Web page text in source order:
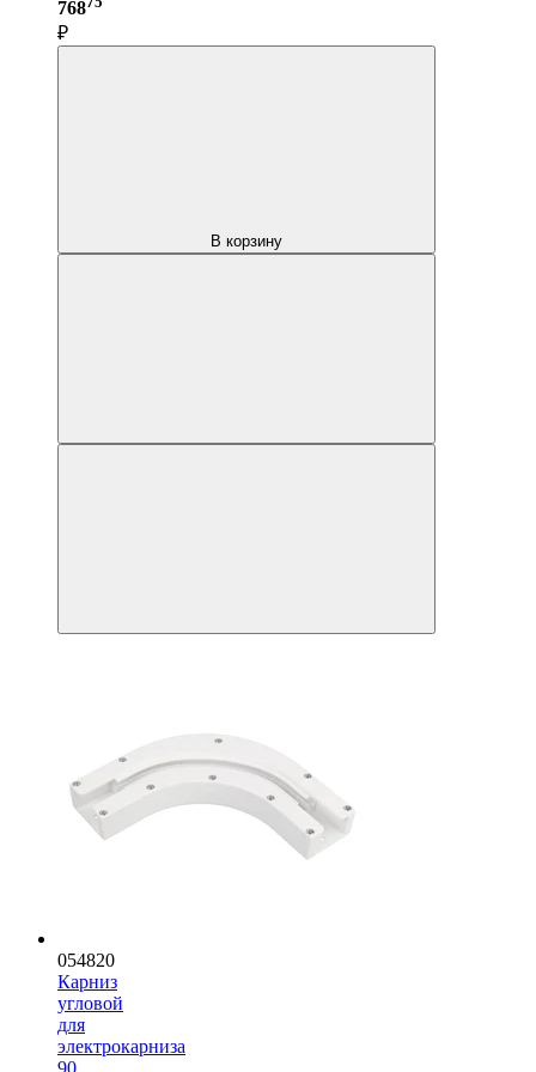
768
₽
В корзину
054820
Карниз
угловой
для
электрокарниза